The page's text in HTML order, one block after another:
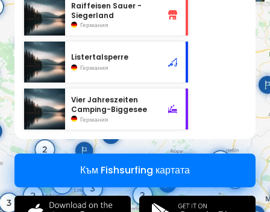
Raiffeisen Sauer -
Siegerland
Германия
Listertalsperre
Германия
Vier Jahreszeiten
Camping-Biggesee
Германия
Към Fishsurfing картата